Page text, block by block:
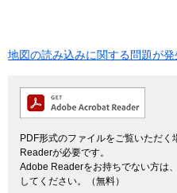
地図の読み込みに関する問題が発
PDF形式のファイルをご覧いただ
Readerが必要です。
Adobe Readerをお持ちでない方は
してください。（無料）